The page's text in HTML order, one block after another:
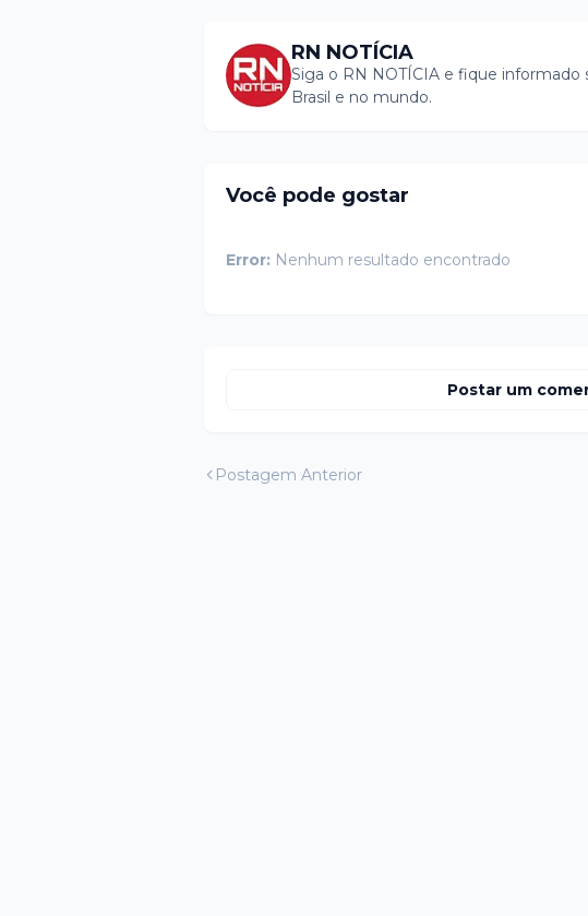
RN NOTÍCIA
Siga o RN NOTÍCIA e fique
Brasil e no mundo.
Você pode gostar
Error: Nenhum resultado encontrado
Postar um
Postagem Anterior